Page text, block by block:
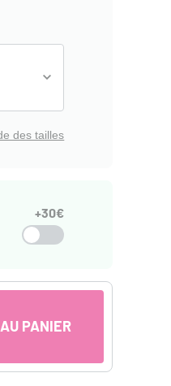
des tailles
+30€
PANIER